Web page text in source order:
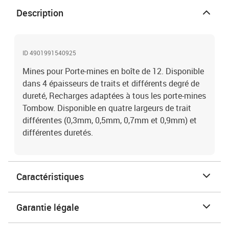
Description
ID 4901991540925
Mines pour Porte-mines en boîte de 12. Disponible
dans 4 épaisseurs de traits et différents degré de
dureté, Recharges adaptées à tous les porte-mines
Tombow. Disponible en quatre largeurs de trait
différentes (0,3mm, 0,5mm, 0,7mm et 0,9mm) et
différentes duretés.
Caractéristiques
Garantie légale